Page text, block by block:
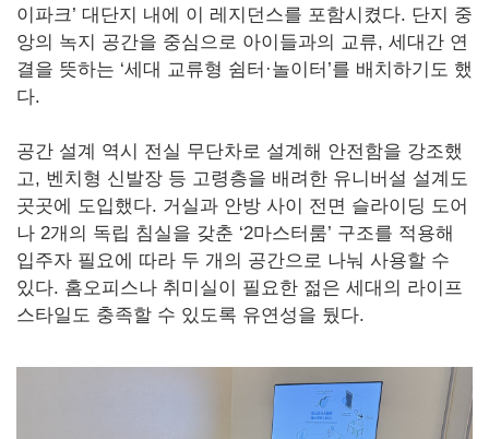
이파크’ 대단지 내에 이 레지던스를 포함시켰다. 단지 중
앙의 녹지 공간을 중심으로 아이들과의 교류, 세대간 연
결을 뜻하는 ‘세대 교류형 쉼터·놀이터’를 배치하기도 했
다.
공간 설계 역시 전실 무단차로 설계해 안전함을 강조했
고, 벤치형 신발장 등 고령층을 배려한 유니버설 설계도
곳곳에 도입했다. 거실과 안방 사이 전면 슬라이딩 도어
나 2개의 독립 침실을 갖춘 ‘2마스터룸’ 구조를 적용해
입주자 필요에 따라 두 개의 공간으로 나눠 사용할 수
있다. 홈오피스나 취미실이 필요한 젊은 세대의 라이프
스타일도 충족할 수 있도록 유연성을 뒀다.